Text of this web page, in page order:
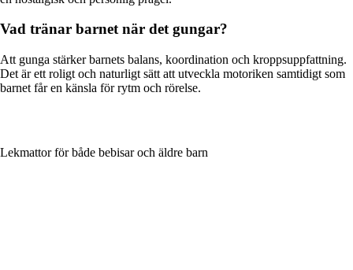
Vad tränar barnet när det gungar?
Att gunga stärker barnets balans, koordination och kroppsuppfattning.
Det är ett roligt och naturligt sätt att utveckla motoriken samtidigt som
barnet får en känsla för rytm och rörelse.
Lekmattor för både bebisar och äldre barn